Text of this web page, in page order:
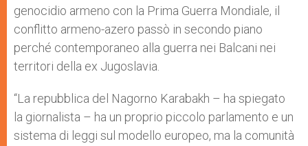
genocidio armeno con la Prima Guerra Mondiale, il
conflitto armeno-azero passò in secondo piano
perché contemporaneo alla guerra nei Balcani nei
territori della ex Jugoslavia.
“La repubblica del Nagorno Karabakh – ha spiegato
la giornalista – ha un proprio piccolo parlamento e un
sistema di leggi sul modello europeo, ma la comunità